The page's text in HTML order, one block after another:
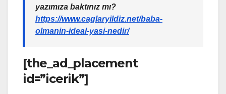
yazımıza baktınız mı?
https://www.caglaryildiz.net/baba-
olmanin-ideal-yasi-nedir/
[the_ad_placement
id=”icerik”]